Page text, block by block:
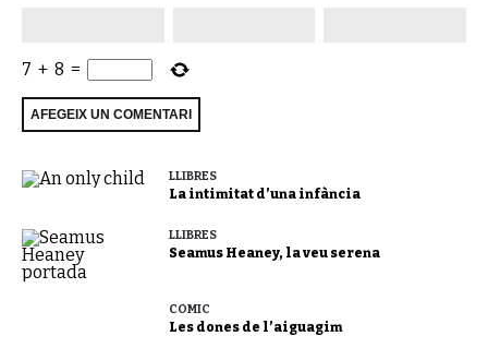
7 + 8 =
LLIBRES
La intimitat d’una infància
LLIBRES
Seamus Heaney, la veu serena
CÒMIC
Les dones de l’aiguagim